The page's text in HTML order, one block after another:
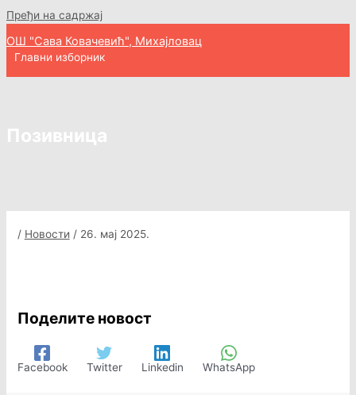
Пређи на садржај
ОШ "Сава Ковачевић", Михајловац
Главни изборник
Позивница
/ Новости / 26. мај 2025.
Поделите новост
Facebook Twitter Linkedin WhatsApp